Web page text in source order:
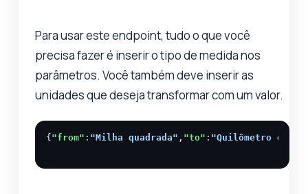
Para usar este endpoint, tudo o que você
precisa fazer é inserir o tipo de medida nos
parâmetros. Você também deve inserir as
unidades que deseja transformar com um valor.
{ "from" : "Milha quadrada" , "to" : "Quilômetro